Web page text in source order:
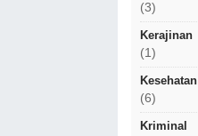
(3)
Kerajinan
(1)
Kesehatan
(6)
Kriminal